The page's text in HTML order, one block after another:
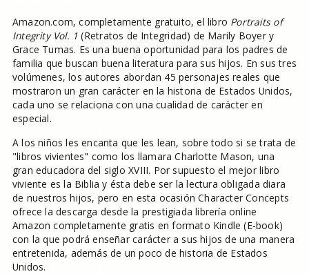
Amazon.com, completamente gratuito, el libro Portraits of
Integrity Vol. 1 (Retratos de Integridad) de Marily Boyer y
Grace Tumas. Es una buena oportunidad para los padres de
familia que buscan buena literatura para sus hijos. En sus tres
volúmenes, los autores abordan 45 personajes reales que
mostraron un gran carácter en la historia de Estados Unidos,
cada uno se relaciona con una cualidad de carácter en
especial.
A los niños les encanta que les lean, sobre todo si se trata de
"libros vivientes" como los llamara Charlotte Mason, una
gran educadora del siglo XVIII. Por supuesto el mejor libro
viviente es la Biblia y ésta debe ser la lectura obligada diara
de nuestros hijos, pero en esta ocasión Character Concepts
ofrece la descarga desde la prestigiada librería online
Amazon completamente gratis en formato Kindle (E-book)
con la que podrá enseñar carácter a sus hijos de una manera
entretenida, además de un poco de historia de Estados
Unidos.